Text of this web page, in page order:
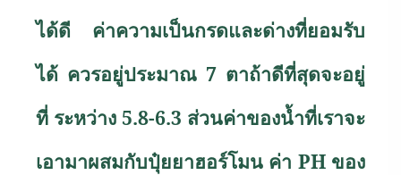
ได้ดี ค่าความเป็นกรดและด่างที่ยอมรับ
ได้ ควรอยู่ประมาณ 7 ตาถ้าดีที่สุดจะอยู่
ที่ ระหว่าง 5.8-6.3 ส่วนค่าของน้ำที่เราจะ
เอามาผสมกับปุ๋ยยาฮอร์โมน ค่า PHของ